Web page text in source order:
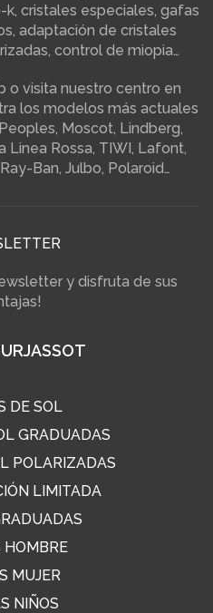
cristales especiales, gafas
adaptación de cristales
control de miopia…
o visita nuestro centro en
los modelos más actuales
Moscot, Lindberg,
Linea Rossa, TIWI, Lafont,
Ban, Julbo, Polaroid…
y disfruta de sus
DE SOL
GRADUADAS
POLARIZADAS
LIMITADA
HOMBRE
MUJER
NIÑOS